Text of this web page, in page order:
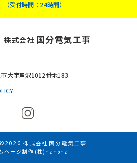
株式会社 国分電気工事
大字芦沢1012番地183
（受付時間：24時間）
株式会社国分電気工事
ページ制作 (株)nanoha